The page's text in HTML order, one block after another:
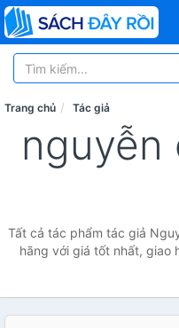
Trang chủ Tác giả
nguyễn
Tất cả tác phẩm tác giả
hãng với giá tốt nhất, giao